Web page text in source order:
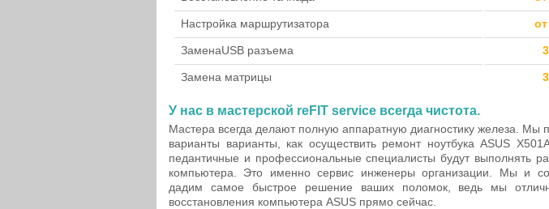
Настройка маршрутизатора
ЗаменаUSB разъема
Замена матрицы
У нас в мастерской reFIT service всегда чистота.
Мастера всегда делают полную аппаратную диагностику железа. Мы
варианты варианты, как осуществить ремонт ноутбука ASUS
педантичные и профессиональные специалисты будут выполнять
компьютера. Это именно сервис инженеры организации. Мы и
дадим самое быстрое решение ваших поломок, ведь мы
восстановления компьютера ASUS прямо сейчас.